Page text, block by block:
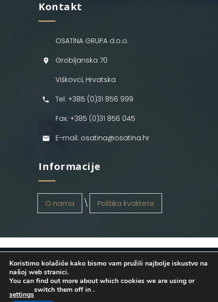
Kontakt
OSATINA GRUPA d.o.o.
Grobljanska 70
Viškovci, Hrvatska
Tel: +385 (0)31 856 999
Fax: +385 (0)31 856 045
E-mail: osatina@osatina.hr
Informacije
O nama Politika kvalitete
OSATINA GRUPA d.o.o. 2026
. Configured
byINFOS Osijek. Sva prava pridržana.
Koristimo kolačiće kako bismo vam pružili najbolje iskustvo na
našoj web stranici.
You can find out more about which cookies we are using or
switch them off in
settings
.